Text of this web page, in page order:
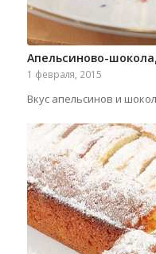
Апельсиново-
1 февраля, 2015
Вкус апельсинов и